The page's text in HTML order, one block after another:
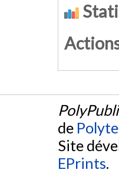
de
Site
EPrints.